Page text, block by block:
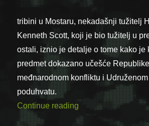
tribini u Mostaru, nekadašnji tužitelj
Kenneth Scott, koji je bio tužitelj u
ostali, iznio je detalje o tome kako je
predmet dokazano učešće
međnarodnom konfliktu i
poduhvatu.
Continue reading “Dokazali smo